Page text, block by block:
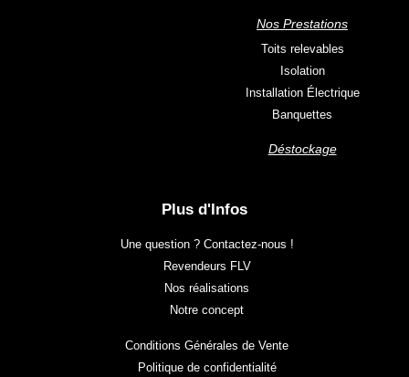
Nos Prestations
Toits relevables
Isolation
Installation Électrique
Banquettes
Déstockage
Plus d'Infos
Une question ? Contactez-nous !
Revendeurs FLV
Nos réalisations
Notre concept
Conditions Générales de Vente
Politique de confidentialité